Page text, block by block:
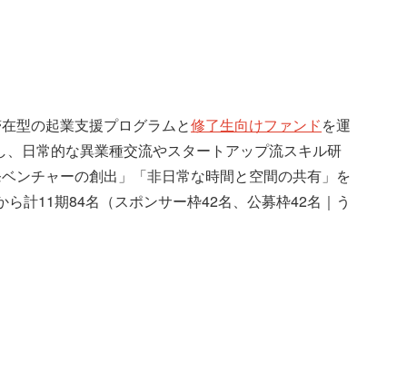
型の起業支援プログラムと修了生向けファンドを運
、日常的な異業種交流やスタートアップ流スキル研
ンチャーの創出」「非日常な時間と空間の共有」を
計11期84名（スポンサー枠42名、公募枠42名｜う